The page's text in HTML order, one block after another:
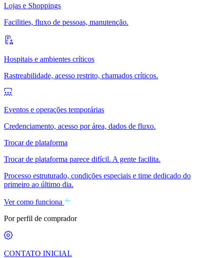
Lojas e Shoppings
Facilities, fluxo de pessoas, manutenção.
Hospitais e ambientes críticos
Rastreabilidade, acesso restrito, chamados críticos.
Eventos e operações temporárias
Credenciamento, acesso por área, dados de fluxo.
Trocar de plataforma
Trocar de plataforma parece difícil. A gente facilita.
Processo estruturado, condições especiais e time dedicado do
primeiro ao último dia.
Ver como funciona
Por perfil de comprador
CONTATO INICIAL